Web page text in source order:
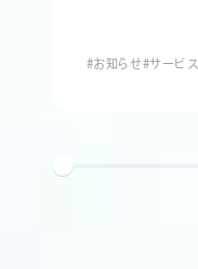
#お知らせ#サービス